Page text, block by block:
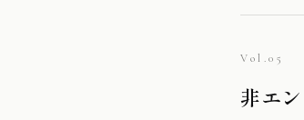
Vol.05
非エ